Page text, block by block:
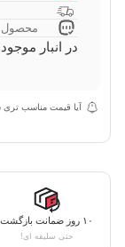
محصول
در انبار
آیا قیمت مناسب تری
۱۰ روز ضمانت بازگشت
حتی سلیقه ای!